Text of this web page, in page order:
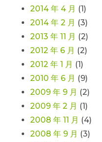
2014 年 4 月 (1)
2014 年 2 月 (3)
2013 年 11 月 (2)
2012 年 6 月 (2)
2012 年 1 月 (1)
2010 年 6 月 (9)
2009 年 9 月 (2)
2009 年 2 月 (1)
2008 年 11 月 (4)
2008 年 9 月 (3)